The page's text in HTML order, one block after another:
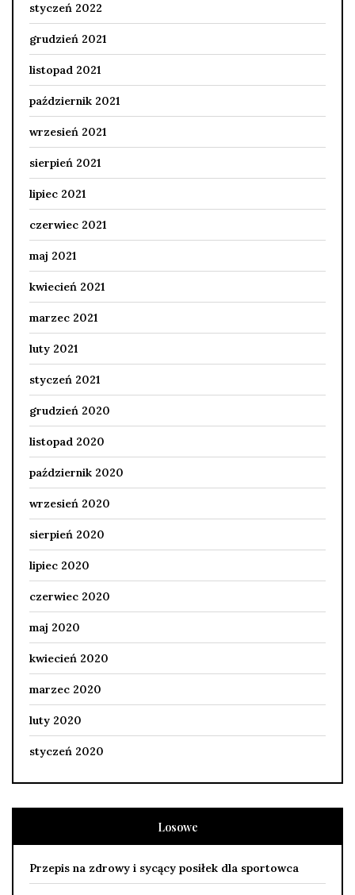
styczeń 2022
grudzień 2021
listopad 2021
październik 2021
wrzesień 2021
sierpień 2021
lipiec 2021
czerwiec 2021
maj 2021
kwiecień 2021
marzec 2021
luty 2021
styczeń 2021
grudzień 2020
listopad 2020
październik 2020
wrzesień 2020
sierpień 2020
lipiec 2020
czerwiec 2020
maj 2020
kwiecień 2020
marzec 2020
luty 2020
styczeń 2020
Losowe
Przepis na zdrowy i sycący posiłek dla sportowca